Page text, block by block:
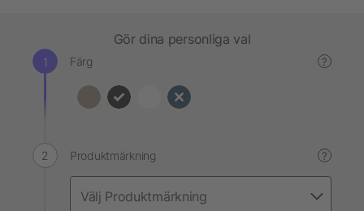
Gör dina personliga val
Färg ?
Produktmärkning ?